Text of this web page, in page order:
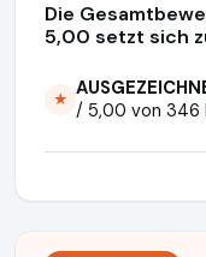
Die
5,00 setzt sich
★ / 5,00 von 346